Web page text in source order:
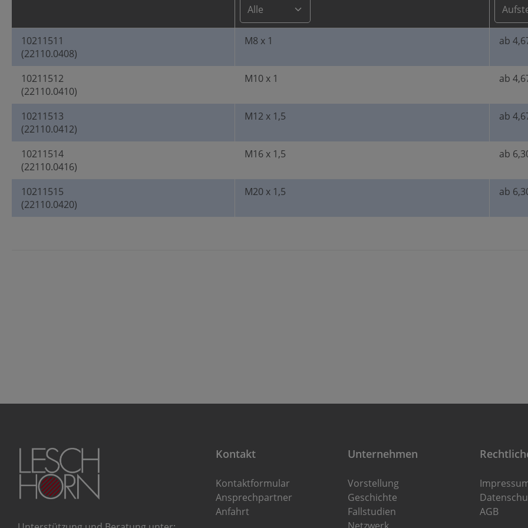
10211511
(22110.0408)
M8 x 1 ab
10211512
(22110.0410)
M10 x 1 ab
10211513
(22110.0412)
M12 x 1,5 ab
10211514
(22110.0416)
M16 x 1,5 ab
10211515
(22110.0420)
M20 x 1,5 ab
Kontakt
Kontaktformular
Ansprechpartner
Anfahrt
Unternehmen
Vorstellung
Geschichte
Fallstudien
AGB